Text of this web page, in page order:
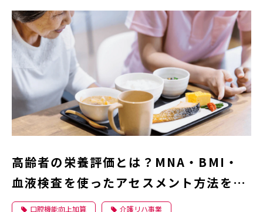
高齢者の栄養評価とは？MNA・BMI・
血液検査を使ったアセスメント方法をリ
ハビリ施設向けに解説
口腔機能向上加算 介護リハ事業